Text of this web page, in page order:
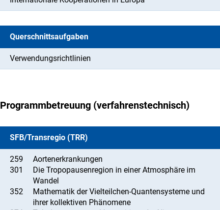
Querschnittsaufgaben
Verwendungsrichtlinien
Programmbetreuung (verfahrenstechnisch)
SFB/Transregio (TRR)
259
Aortenerkrankungen
301
Die Tropopausenregion in einer Atmosphäre im
Wandel
352
Mathematik der Vielteilchen-Quantensysteme und
ihrer kollektiven Phänomene